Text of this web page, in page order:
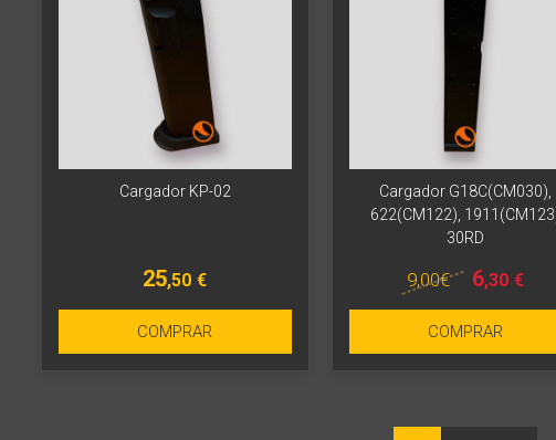
Cargador KP-02
25,50 €
COMPRAR
Cargador G18C(CM030),
622(CM122),
30RD
9,00€ 6,30 €
COMPRAR